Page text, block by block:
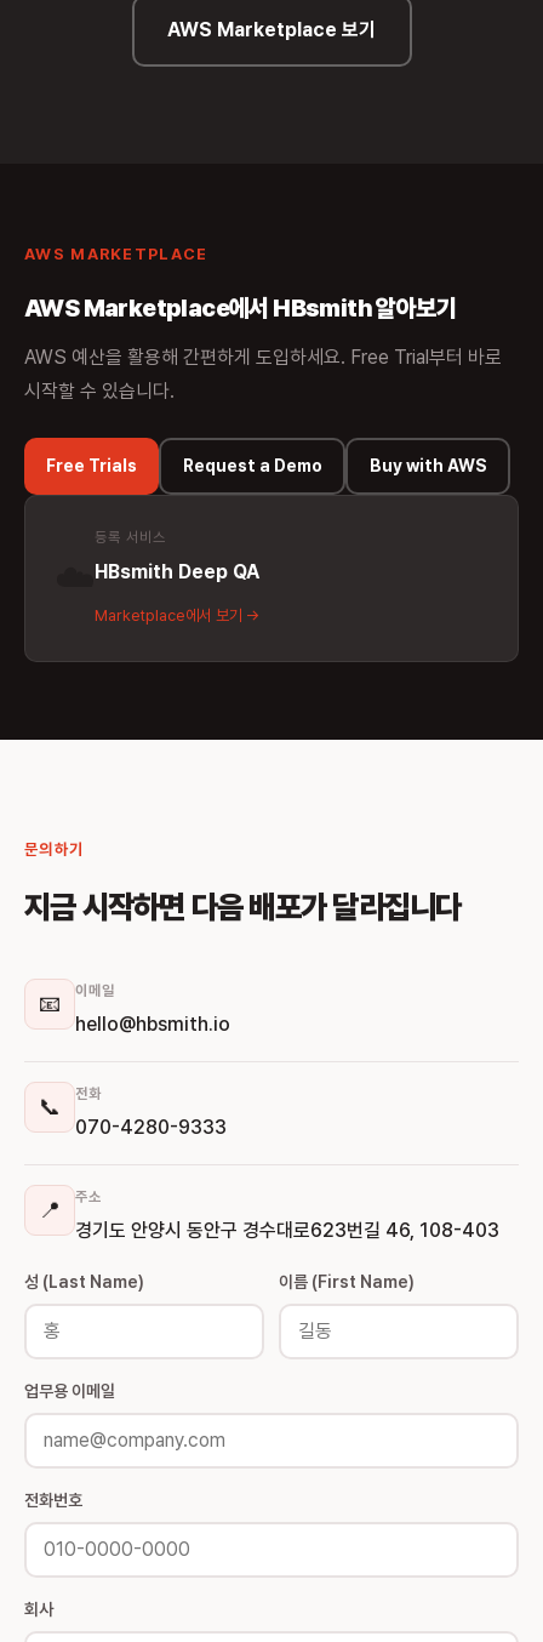
AWS Marketplace 보기
AWS MARKETPLACE
AWS Marketplace에서 HBsmith 알아보기
AWS 예산을 활용해 간편하게 도입하세요. Free Trial부터 바로
시작할 수 있습니다.
Free Trials Request a Demo Buy with AWS
등록 서비스
HBsmith Deep QA
Marketplace에서 보기 →
문의하기
지금 시작하면 다음 배포가 달라집니다
📧
이메일
hello@hbsmith.io
📞
전화
070-4280-9333
📍
주소
경기도 안양시 동안구 경수대로623번길 46, 108-403
성 (Last Name) 이름 (First Name)
업무용 이메일
전화번호
회사